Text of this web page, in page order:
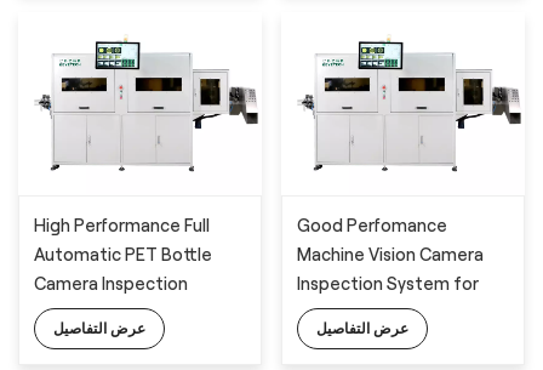
High Performance Full
Automatic PET Bottle
Camera Inspection
Machine with the Latest
AI Technology
عرض التفاصيل
Good Perfomance
Machine Vision Camera
Inspection System for
Transparent PET Bottles
with Deep-learning
عرض التفاصيل